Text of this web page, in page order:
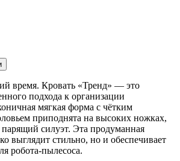
время. Кровать «Тренд» — это
подхода к организации
мягкая форма с чётким
приподнята на высоких ножках,
силуэт. Эта продуманная
выглядит стильно, но и обеспечивает
робота-пылесоса.